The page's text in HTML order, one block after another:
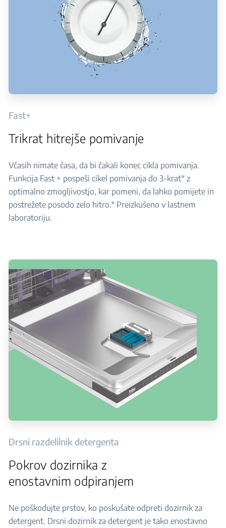
Fast+
Trikrat hitrejše pomivanje
Včasih nimate časa, da bi čakali konec cikla pomivanja.
Funkcija Fast + pospeši cikel pomivanja do 3-krat* z
optimalno zmogljivostjo, kar pomeni, da lahko pomijete in
postrežete posodo zelo hitro.* Preizkušeno v lastnem
laboratoriju.
Drsni razdelilnik detergenta
Pokrov dozirnika z
enostavnim odpiranjem
Ne poškodujte prstov, ko poskušate odpreti dozirnik za
detergent. Drsni dozirnik za detergent je tako enostavno